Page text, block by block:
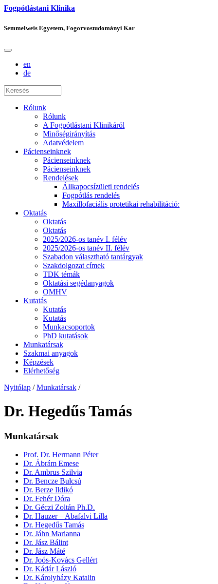
Fogpótlástani Klinika
Semmelweis Egyetem, Fogorvostudományi Kar
en
de
Rólunk
Rólunk
A Fogpótlástani Klinikáról
Minőségirányítás
Adatvédelem
Pácienseinknek
Pácienseinknek
Pácienseinknek
Rendelések
Állkapocsízületi rendelés
Fogpótlás rendelés
Maxillofaciális protetikai rehabilitáció:
Oktatás
Oktatás
Oktatás
2025/2026-os tanév I. félév
2025/2026-os tanév II. félév
Szabadon választható tantárgyak
Szakdolgozat címek
TDK témák
Oktatási segédanyagok
OMHV
Kutatás
Kutatás
Kutatás
Munkacsoportok
PhD kutatások
Munkatársak
Szakmai anyagok
Képzések
Elérhetőség
Nyitólap / Munkatársak /
Dr. Hegedűs Tamás
Munkatársak
Prof. Dr. Hermann Péter
Dr. Ábrám Emese
Dr. Ambrus Szilvia
Dr. Bencze Bulcsú
Dr. Berze Ildikó
Dr. Fehér Dóra
Dr. Géczi Zoltán Ph.D.
Dr. Hauzer – Abafalvi Lilla
Dr. Hegedűs Tamás
Dr. Jáhn Marianna
Dr. Jász Bálint
Dr. Jász Máté
Dr. Joós-Kovács Gellért
Dr. Kádár László
Dr. Károlyházy Katalin